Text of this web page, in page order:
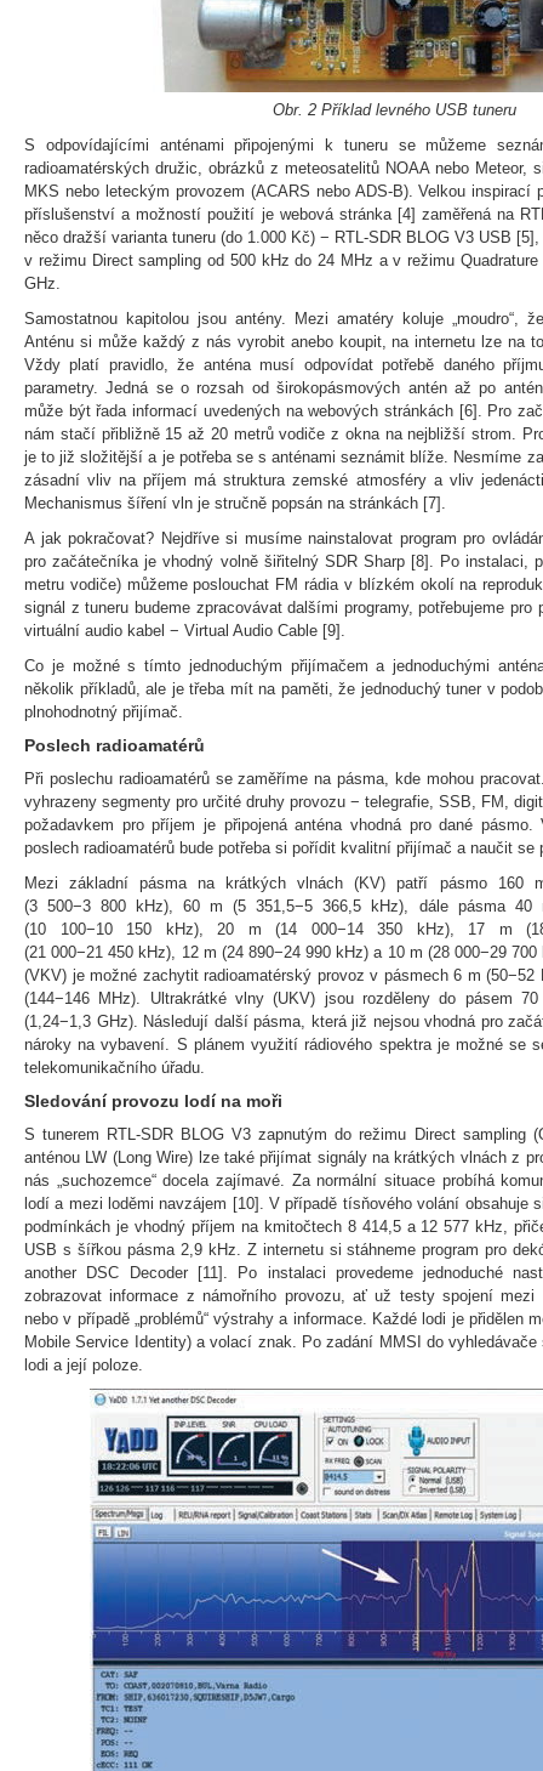
Obr. 2 Příklad levného USB tuneru
S odpovídajícími anténami připojenými k tuneru se můžeme
radioamatérských družic, obrázků z meteosatelitů NOAA nebo Meteor,
MKS nebo leteckým provozem (ACARS nebo ADS-B). Velkou inspirací
příslušenství a možností použití je webová stránka [4] zaměřená na
něco dražší varianta tuneru (do 1.000 Kč) − RTL-SDR BLOG V3 USB
v režimu Direct sampling od 500 kHz do 24 MHz a v režimu
GHz.
Samostatnou kapitolou jsou antény. Mezi amatéry koluje „moudro“,
Anténu si může každý z nás vyrobit anebo koupit, na internetu lze na
Vždy platí pravidlo, že anténa musí odpovídat potřebě daného
parametry. Jedná se o rozsah od širokopásmových antén až po
může být řada informací uvedených na webových stránkách [6]. Pro
nám stačí přibližně 15 až 20 metrů vodiče z okna na nejbližší strom.
je to již složitější a je potřeba se s anténami seznámit blíže. Nesmíme
zásadní vliv na příjem má struktura zemské atmosféry a vliv
Mechanismus šíření vln je stručně popsán na stránkách [7].
A jak pokračovat? Nejdříve si musíme nainstalovat program pro
pro začátečníka je vhodný volně šiřitelný SDR Sharp [8]. Po instalaci,
metru vodiče) můžeme poslouchat FM rádia v blízkém okolí na
signál z tuneru budeme zpracovávat dalšími programy, potřebujeme pro
virtuální audio kabel − Virtual Audio Cable [9].
Co je možné s tímto jednoduchým přijímačem a jednoduchými
několik příkladů, ale je třeba mít na paměti, že jednoduchý tuner v
plnohodnotný přijímač.
Poslech radioamatérů
Při poslechu radioamatérů se zaměříme na pásma, kde mohou
vyhrazeny segmenty pro určité druhy provozu − telegrafie, SSB, FM,
požadavkem pro příjem je připojená anténa vhodná pro dané
poslech radioamatérů bude potřeba si pořídit kvalitní přijímač a naučit se
Mezi základní pásma na krátkých vlnách (KV) patří pásmo
(3 500−3 800 kHz), 60 m (5 351,5−5 366,5 kHz), dále pásma
(10 100−10 150 kHz), 20 m (14 000−14 350 kHz), 17 m
(21 000−21 450 kHz), 12 m (24 890−24 990 kHz) a 10 m (28 000−29
(VKV) je možné zachytit radioamatérský provoz v pásmech 6 m
(144−146 MHz). Ultrakrátké vlny (UKV) jsou rozděleny do pásem
(1,24−1,3 GHz). Následují další pásma, která již nejsou vhodná pro
nároky na vybavení. S plánem využití rádiového spektra je možné se
telekomunikačního úřadu.
Sledování provozu lodí na moři
S tunerem RTL-SDR BLOG V3 zapnutým do režimu Direct sampling
anténou LW (Long Wire) lze také přijímat signály na krátkých vlnách z
nás „suchozemce“ docela zajímavé. Za normální situace probíhá
lodí a mezi loděmi navzájem [10]. V případě tísňového volání obsahuje
podmínkách je vhodný příjem na kmitočtech 8 414,5 a 12 577 kHz,
USB s šířkou pásma 2,9 kHz. Z internetu si stáhneme program pro
another DSC Decoder [11]. Po instalaci provedeme jednoduché
zobrazovat informace z námořního provozu, ať už testy spojení
nebo v případě „problémů“ výstrahy a informace. Každé lodi je přidělen
Mobile Service Identity) a volací znak. Po zadání MMSI do
lodi a její poloze.